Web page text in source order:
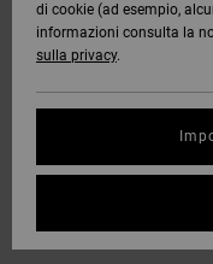
di cookie (ad esempio,
informazioni consulta la
sulla privacy.